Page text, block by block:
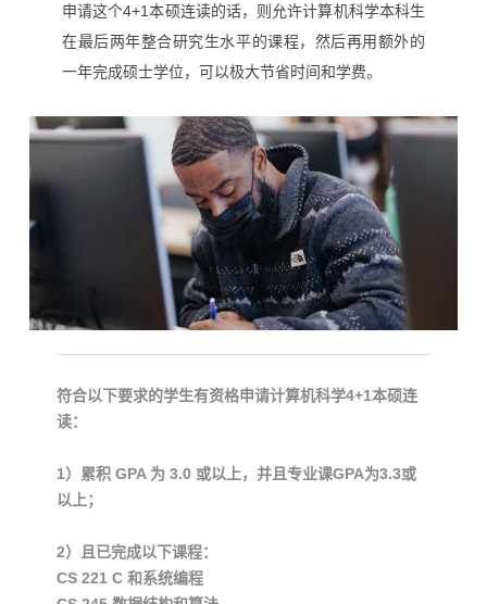
申请这个4+1本硕连读的话，则允许计算机科学本科生
在最后两年整合研究生水平的课程， 然后再用额外的
一年完成硕士学位，可以极大节省时间和学费。
符合以下要求的学生有资格申请计算机科学4+1本硕连
读：
1）累积 GPA 为 3.0 或以上，并且专业课GPA为3.3或
以上；
2）且已完成以下课程：
CS 221 C 和系统编程